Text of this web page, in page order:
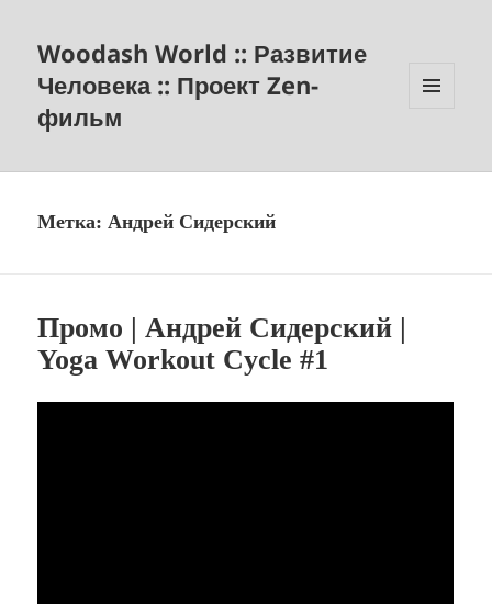
Woodash World :: Развитие
Человека :: Проект Zen-
фильм
Метка:Андрей Сидерский
Промо | Андрей Сидерский |
Yoga Workout Cycle #1